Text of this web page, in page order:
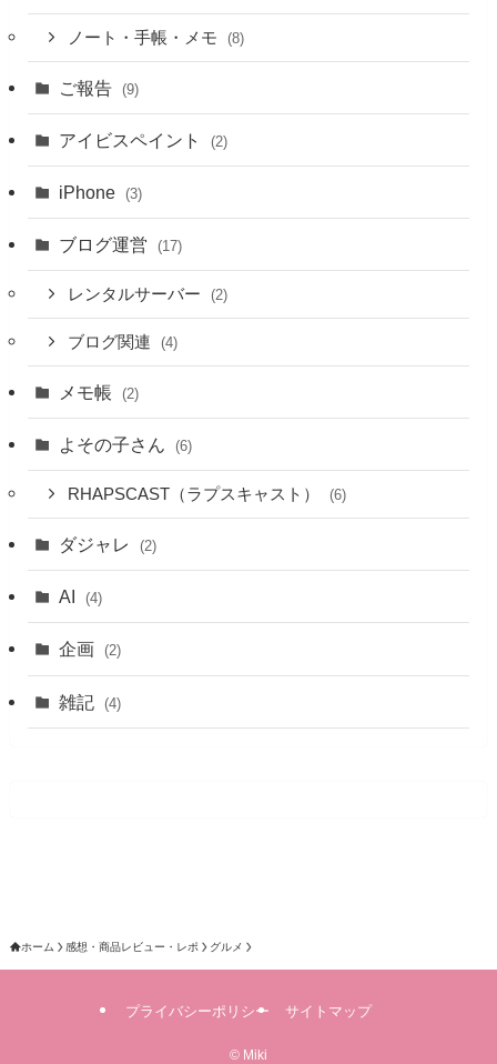
ノート・手帳・メモ (8)
ご報告 (9)
アイビスペイント (2)
iPhone (3)
ブログ運営 (17)
レンタルサーバー (2)
ブログ関連 (4)
メモ帳 (2)
よその子さん (6)
RHAPSCAST（ラプスキャスト） (6)
ダジャレ (2)
AI (4)
企画 (2)
雑記 (4)
ホーム 感想・商品レビュー・レポ グルメ
プライバシーポリシー サイトマップ
© Miki